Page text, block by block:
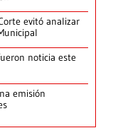
evitó analizar
noticia este
emisión